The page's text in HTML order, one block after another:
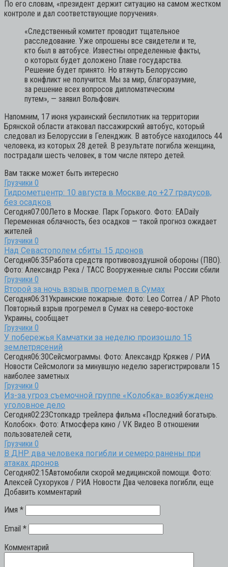
По его словам, «президент держит ситуацию на самом жестком
контроле и дал соответствующие поручения».
«Следственный комитет проводит тщательное
расследование. Уже опрошены все свидетели и те,
кто был в автобусе. Известны определенные факты,
о которых будет доложено Главе государства.
Решение будет принято. Но втянуть Белоруссию
в конфликт не получится. Мы за мир, благоразумие,
за решение всех вопросов дипломатическим
путем», — заявил Вольфович.
Напомним, 17 июня украинский беспилотник на территории
Брянской области атаковал пассажирский автобус, который
следовал из Белоруссии в Геленджик. В автобусе находилось 44
человека, из которых 28 детей. В результате погибла женщина,
пострадали шесть человек, в том числе пятеро детей.
Вам также может быть интересно
Грузчики 0
Гидрометцентр: 10 августа в Москве до +27 градусов,
без осадков
Сегодня07:00Лето в Москве. Парк Горького. Фото: EADaily
Переменная облачность, без осадков — такой прогноз ожидает
жителей
Грузчики 0
Над Севастополем сбиты 15 дронов
Сегодня06:35Работа средств противовоздушной обороны (ПВО).
Фото: Александр Река / ТАСС Вооруженные силы России сбили
Грузчики 0
Второй за ночь взрыв прогремел в Сумах
Сегодня06:31Украинские пожарные. Фото: Leo Correa / AP Photo
Повторный взрыв прогремел в Сумах на северо-востоке
Украины, сообщает
Грузчики 0
У побережья Камчатки за неделю произошло 15
землетрясений
Сегодня06:30Сейсмограммы. Фото: Александр Кряжев / РИА
Новости Сейсмологи за минувшую неделю зарегистрировали 15
наиболее заметных
Грузчики 0
Из-за угроз съемочной группе «Колобка» возбуждено
уголовное дело
Сегодня02:23Стопкадр трейлера фильма «Последний богатырь.
Колобок». Фото: Атмосфера кино / VK Видео В отношении
пользователей сети,
Грузчики 0
В ДНР два человека погибли и семеро ранены при
атаках дронов
Сегодня02:15Автомобили скорой медицинской помощи. Фото:
Алексей Сухоруков / РИА Новости Два человека погибли, еще
Добавить комментарий
Имя *
Email *
Комментарий